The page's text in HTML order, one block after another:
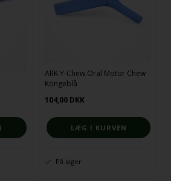
ARK Y-Chew Oral Motor Chew
Kongeblå
104,00 DKK
På lager